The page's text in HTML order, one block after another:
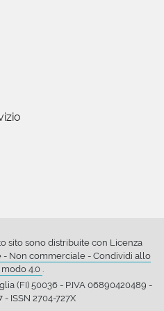
perché le sue attività
presente, le sono
così?"
immutabile. Ci ho
lo stesso"
sito sono distribuite con Licenza
Non commerciale - Condividi allo
4.0
(FI) 50036 - P.IVA 06890420489 -
- ISSN 2704-727X